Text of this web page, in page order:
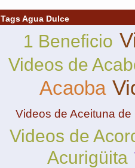
Tags Agua Dulce
1 Beneficio
Videos de
Acaoba
Videos de Aceituna de
Videos de
Acurigüita